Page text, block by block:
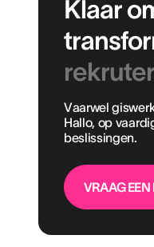
Klaar
Vaarwel
Hallo, op
beslissingen.
VRAAG